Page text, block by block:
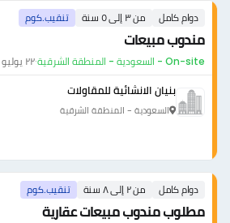
دوام كامل من ٣ إلى ٥ سنة تنقيب.كوم
مندوب مبيعات
On-site - السعودية - المنطقة الشرقية ·٢٢ يوليو ٢٠٢٦
بنيان الانشائية للمقاولات
السعودية - المنطقة الشرقية
دوام كامل من ٢ إلى ٨ سنة تنقيب.كوم
مطلوب مندوب مبيعات عقارية